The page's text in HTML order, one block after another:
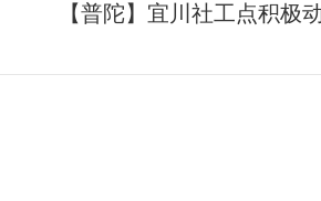
的
【普陀】宜川社工点积极